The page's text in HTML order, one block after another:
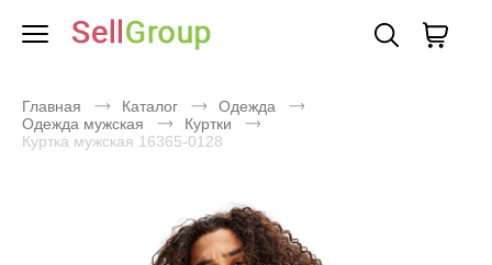
Главная Каталог
Одежда
Одежда мужская
Куртки
Куртка мужская 16365-0128